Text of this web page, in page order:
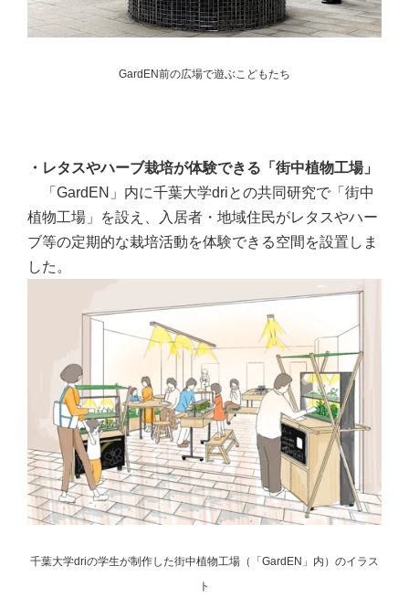
GardEN前の広場で遊ぶこどもたち
・レタスやハーブ栽培が体験できる「街中植物工場」
「GardEN」内に千葉大学driとの共同研究で「街中
植物工場」を設え、入居者・地域住民がレタスやハー
ブ等の定期的な栽培活動を体験できる空間を設置しま
した。
千葉大学driの学生が制作した街中植物工場（「GardEN」内）のイラス
ト